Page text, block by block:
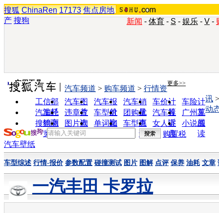
搜狐 ChinaRen 17173 焦点房地
产 搜狗 新闻 - 体育 - S - 娱乐 - V -
实用工具 更多>>
工信部
油耗
汽车图
片
汽车报
价
汽车销
量
车价计
算
车险计
算
汽车经
销商
违章查
询
车型对
比
团购优
惠
汽车投
诉
广州车
展
搜狗浏
览器
图片欣
赏
单词翻
车型查
询
女人宝
典
小说阅
读
汽车频道 > 购车频道 > 行情资
讯
动
购置税
汽车壁纸
车型综述 行情-报价 参数配置 碰撞测试 图片 图解 点评 保养 油耗 文章
一汽丰田 卡罗拉